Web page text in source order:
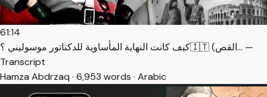
61:14
كيف كانت النهاية المأساوية للدكتاتور موسوليني ؟🇮🇹 (القص… —
Transcript
Hamza Abdrzaq · 6,953 words · Arabic